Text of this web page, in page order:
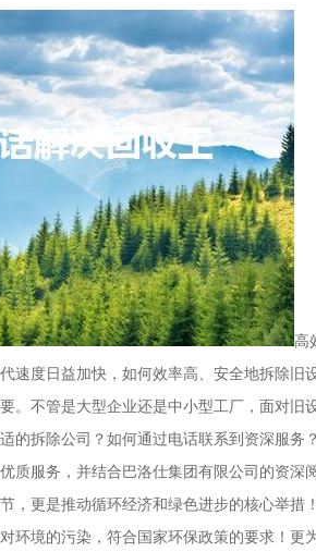
高
速度日益加快，如何效率高、安全地拆除
。不管是大型企业还是中小型工厂，面对
的拆除公司？如何通过电话联系到资深服
质服务，并结合巴洛仕集团有限公司的资深
，更是推动循环经济和绿色进步的核心举
环境的污染，符合国家环保政策的要求！